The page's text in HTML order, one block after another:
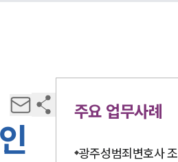
주요 업무사례
광주성범죄변호사